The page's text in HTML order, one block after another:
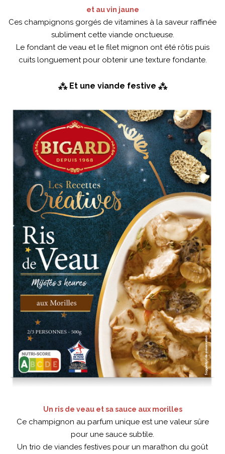
et au vin jaune
Ces champignons gorgés de vitamines à la saveur raffinée
subliment cette viande onctueuse.
Le fondant de veau et le filet mignon ont été rôtis puis
cuits longuement pour obtenir une texture fondante.
⁂ Et une viande festive ⁂
Un ris de veau et sa sauce aux morilles
Ce champignon au parfum unique est une valeur sûre
pour une sauce subtile.
Un trio de viandes festives pour un marathon du goût